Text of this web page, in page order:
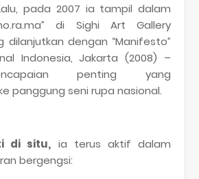
pada 2007 ia tampil dalam
di Sighi Art Gallery
dilanjutkan dengan “Manifesto”
Indonesia, Jakarta (2008) –
penting yang
panggung seni rupa nasional.
di situ, ia terus aktif dalam
bergengsi: